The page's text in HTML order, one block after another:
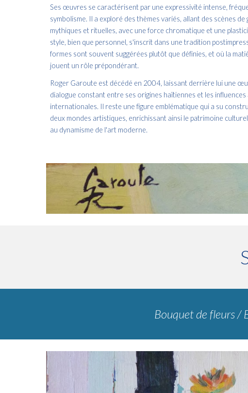
Ses œuvres se caractérisent par une expressivité intense,
symbolisme. Il a exploré des thèmes variés, allant des scènes de
mythiques et rituelles, avec une force chromatique et une
style, bien que personnel, s'inscrit dans une tradition
formes sont souvent suggérées plutôt que définies, et où la
jouent un rôle prépondérant.
Roger Garoute est décédé en 2004, laissant derrière lui une
dialogue constant entre ses origines haïtiennes et les
internationales. Il reste une figure emblématique qui a su
deux mondes artistiques, enrichissant ainsi le patrimoine
au dynamisme de l'art moderne.
Bouquet de fleurs/